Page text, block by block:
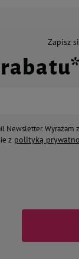
Zapisz
Newsletter.
z polityką